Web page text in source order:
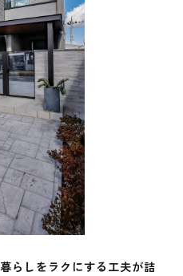
暮らしをラクにする工夫が詰